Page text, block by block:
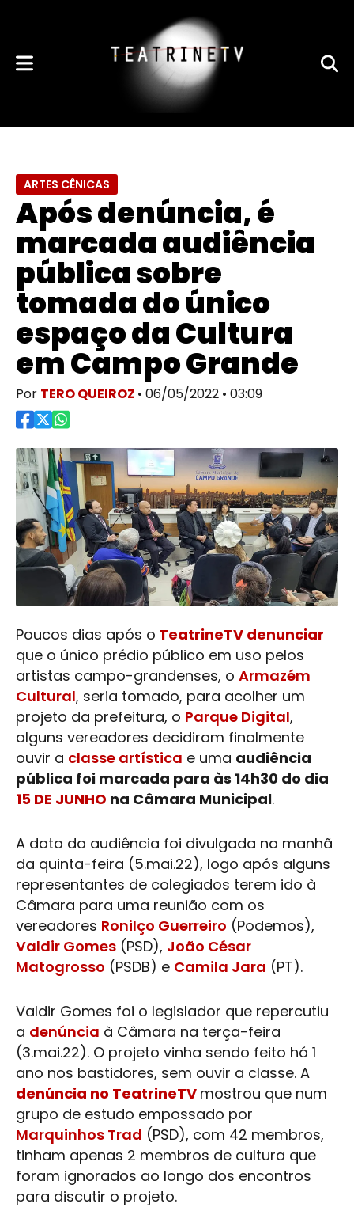
ARTES CÊNICAS
Após denúncia, é
marcada audiência
pública sobre
tomada do único
espaço da Cultura
em Campo Grande
Por TERO QUEIROZ • 06/05/2022 • 03:09
Poucos dias após o TeatrineTV denunciar
que o único prédio público em uso pelos
artistas campo-grandenses, o Armazém
Cultural, seria tomado, para acolher um
projeto da prefeitura, o Parque Digital,
alguns vereadores decidiram finalmente
ouvir a classe artística e uma audiência
pública foi marcada para às 14h30 do dia
15 DE JUNHO na Câmara Municipal.
A data da audiência foi divulgada na manhã
da quinta-feira (5.mai.22), logo após alguns
representantes de colegiados terem ido à
Câmara para uma reunião com os
vereadores Ronilço Guerreiro (Podemos),
Valdir Gomes (PSD), João César
Matogrosso (PSDB) e Camila Jara (PT).
Valdir Gomes foi o legislador que repercutiu
a denúncia à Câmara na terça-feira
(3.mai.22). O projeto vinha sendo feito há 1
ano nos bastidores, sem ouvir a classe. A
denúncia no TeatrineTV mostrou que num
grupo de estudo empossado por
Marquinhos Trad (PSD), com 42 membros,
tinham apenas 2 membros de cultura que
foram ignorados ao longo dos encontros
para discutir o projeto.